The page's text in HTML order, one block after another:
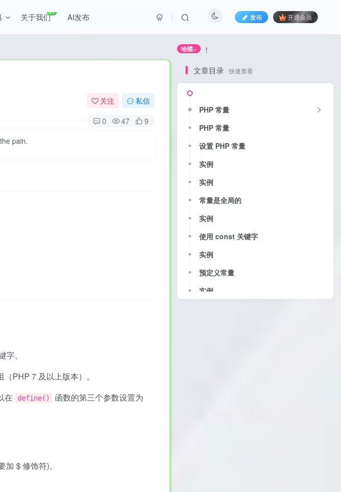
关于我们+1 AI发布 发布 开通会员
关注 私信
0 47 9
pain.
字。
PHP 7 及以上版本）。
在 define() 函数的第三个参数设置为
$ 修饰符)。
哈喽~
全站积分可通过签到和每日任务获取，可别错过哦！
文章目录 快速查看
PHP 常量
PHP 常量
设置 PHP 常量
实例
实例
常量是全局的
实例
使用 const 关键字
实例
预定义常量
实例